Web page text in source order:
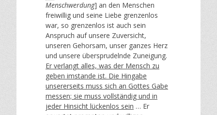
Menschwerdung] an den Menschen
freiwillig und seine Liebe grenzenlos
war, so grenzenlos ist auch sein
Anspruch auf unsere Zuversicht,
unseren Gehorsam, unser ganzes Herz
und unsere übersprudelnde Zuneigung.
Er verlangt alles, was der Mensch zu
geben imstande ist. Die Hingabe
unsererseits muss sich an Gottes Gabe
messen; sie muss vollständig und in
jeder Hinsicht lückenlos sein … Er